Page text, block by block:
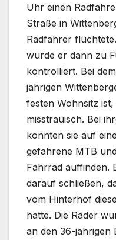
Uhr einen
Straße in
Radfahrer
wurde er dann zu
kontrolliert. Bei
jährigen
festen Wohnsitz
misstrauisch. Bei
konnten sie auf
gefahrene MTB
Fahrrad auffinden.
darauf schließen,
vom Hinterhof
hatte. Die Räder
an den 36-jährigen